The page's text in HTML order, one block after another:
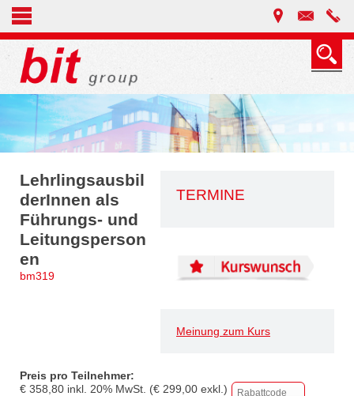
TERMINE
Meinung zum Kurs
Lehrlingsausbil
derInnen als
Führungs- und
Leitungsperson
en
bm319
Preis pro Teilnehmer:
€ 358,80 inkl. 20% MwSt. (€ 299,00 exkl.)